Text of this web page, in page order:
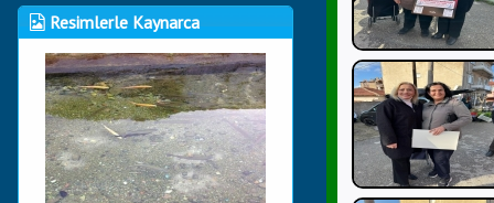
Resimlerle Kaynarca